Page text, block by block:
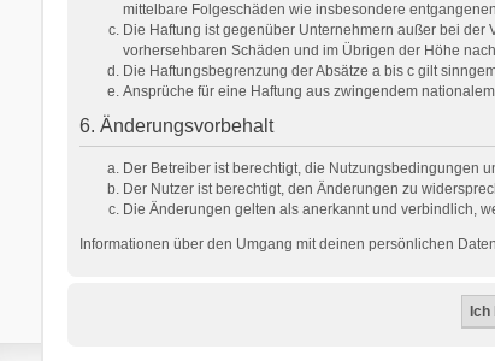
mittelbare Folgeschäden wie insbesondere
Die Haftung ist gegenüber Unternehmern außer bei
vorhersehbaren Schäden und im Übrigen der Höhe
Die Haftungsbegrenzung der Absätze a bis c gilt
Ansprüche für eine Haftung aus zwingendem
6. Änderungsvorbehalt
Der Betreiber ist berechtigt, die Nutzungsbedingungen
Der Nutzer ist berechtigt, den Änderungen zu
Die Änderungen gelten als anerkannt und verbindlich,
Informationen über den Umgang mit deinen persönlichen